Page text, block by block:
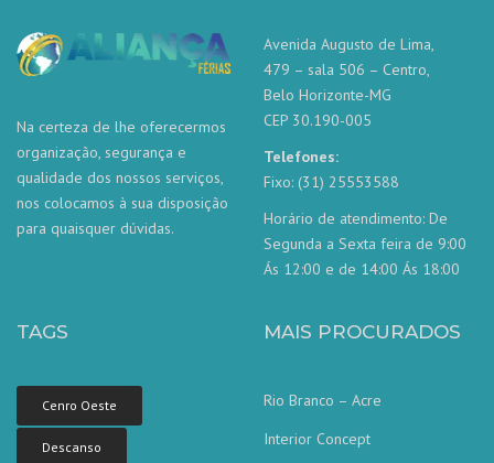
Na certeza de lhe oferecermos
organização, segurança e
qualidade dos nossos serviços,
nos colocamos à sua disposição
para quaisquer dúvidas.
Avenida Augusto de Lima,
479 – sala 506 – Centro,
Belo Horizonte-MG
CEP 30.190-005
Telefones:
Fixo: (31) 25553588
Horário de atendimento: De
Segunda a Sexta feira de 9:00
Ás 12:00 e de 14:00 Ás 18:00
TAGS
Cenro Oeste
Descanso
MAIS PROCURADOS
Rio Branco – Acre
Interior Concept